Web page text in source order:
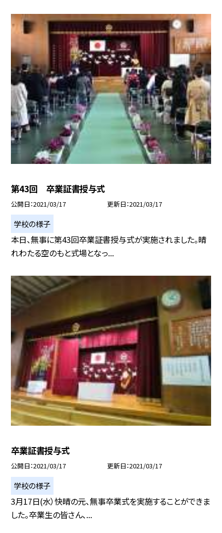
第43回 卒業証書授与式
公開日 2021/03/17 更新日 2021/03/17
学校の様子
本日、無事に第43回卒業証書授与式が実施されました。晴
れわたる空のもと式場となっ...
卒業証書授与式
公開日 2021/03/17 更新日 2021/03/17
学校の様子
3月17日(水）快晴の元、無事卒業式を実施することができま
した。卒業生の皆さん、...